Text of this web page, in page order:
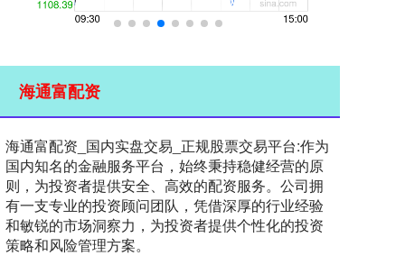
海通富配资
海通富配资_国内实盘交易_正规股票交易平台:作为
国内知名的金融服务平台，始终秉持稳健经营的原
则，为投资者提供安全、高效的配资服务。公司拥
有一支专业的投资顾问团队，凭借深厚的行业经验
和敏锐的市场洞察力，为投资者提供个性化的投资
策略和风险管理方案。